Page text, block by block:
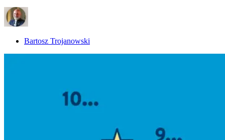
Bartosz Trojanowski